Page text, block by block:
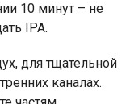
10 минут – не
IPA.
для тщательной
каналах.